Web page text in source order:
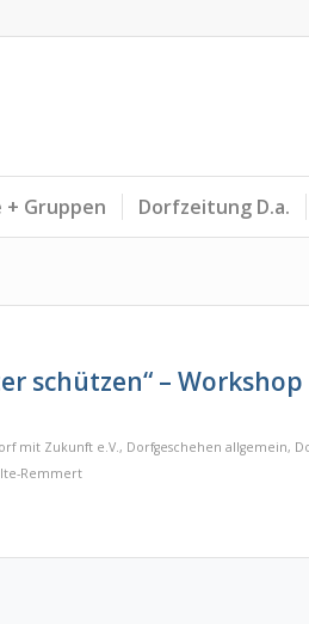
+ Gruppen Dorfzeitung D.a.
schützen“ –
mit Zukunft e.V., Dorfgeschehen allgemein,
Remmert